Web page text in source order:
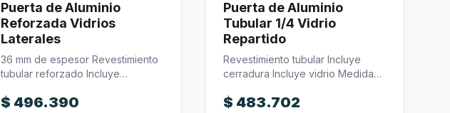
Puerta de Aluminio
Reforzada Vidrios
Laterales
36 mm de espesor Revestimiento
tubular reforzado Incluye
$ 496.390
Puerta de Aluminio
Tubular 1/4 Vidrio
Repartido
Revestimiento tubular Incluye
cerradura Incluye vidrio Medidas
$ 483.702